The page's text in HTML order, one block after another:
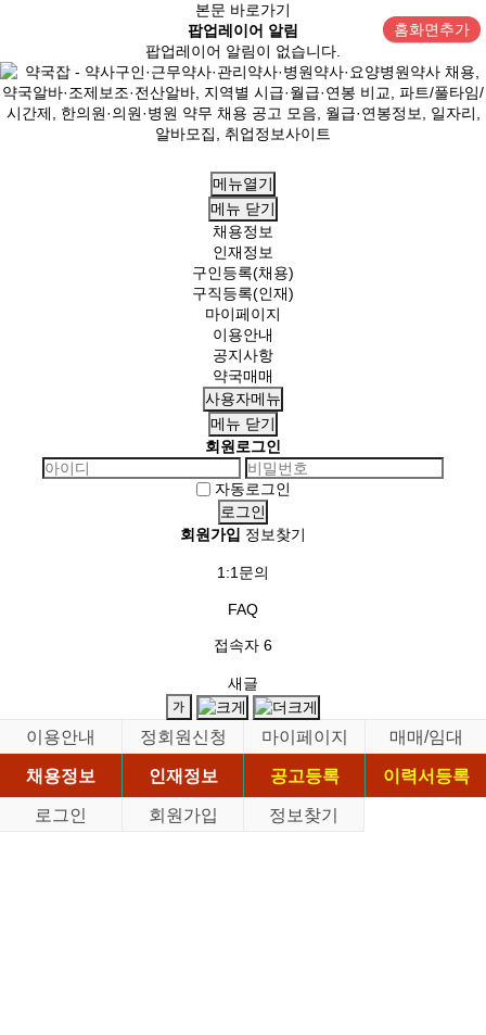
본문 바로가기
팝업레이어 알림
팝업레이어 알림이 없습니다.
홈화면추가
메뉴열기
메뉴 닫기
채용정보
인재정보
구인등록(채용)
구직등록(인재)
마이페이지
이용안내
공지사항
약국매매
사용자메뉴
메뉴 닫기
회원로그인
자동로그인
회원가입 정보찾기
1:1문의
FAQ
접속자 6
새글
이용안내 정회원신청 마이페이지
매매/임대
채용정보
인재정보 공고등록
이력서등록
로그인
회원가입 정보찾기